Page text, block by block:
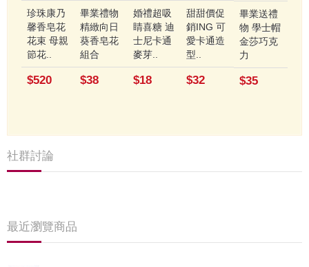
珍珠康乃
馨香皂花
花束 母親
節花..
$520
畢業禮物
精緻向日
葵香皂花
組合
$38
婚禮超吸
睛喜糖 迪
士尼卡通
麥芽..
$18
甜甜價促
銷ING 可
愛卡通造
型..
$32
畢業送禮
物 學士帽
金莎巧克
力
$35
社群討論
最近瀏覽商品